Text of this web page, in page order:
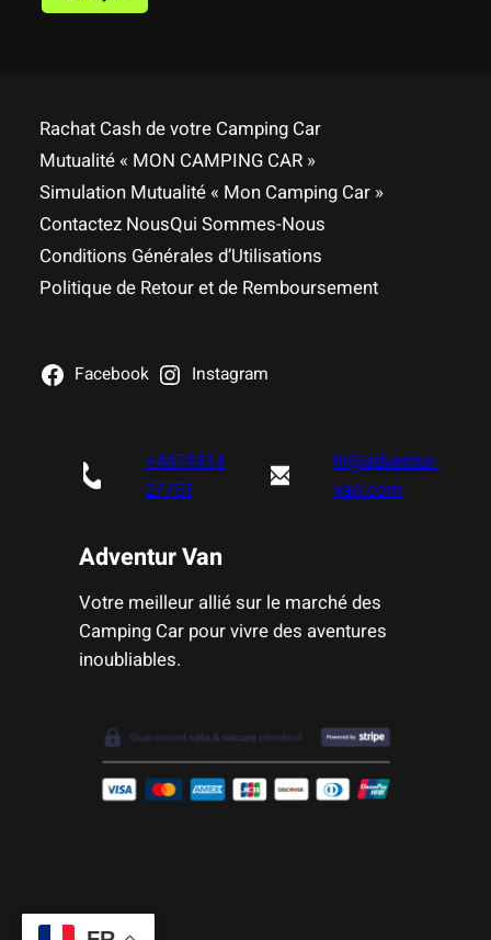
Rachat Cash de votre Camping Car
Mutualité « MON CAMPING CAR »
Simulation Mutualité « Mon Camping Car »
Contactez NousQui Sommes-Nous
Conditions Générales d’Utilisations
Politique de Retour et de Remboursement
Facebook Instagram
+4474414
27751
hi@adventur-
van.com
Adventur Van
Votre meilleur allié sur le marché des
Camping Car pour vivre des aventures
inoubliables.